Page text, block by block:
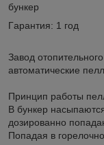
бункер
Гaрaнтия: 1 год
Завод
автоматические
Принцип работы
В бункер
дозированно
Попадая в